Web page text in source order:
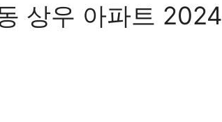
상우 아파트 2024